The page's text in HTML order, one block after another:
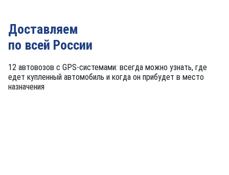
Доставляем
по всей России
12 автовозов с GPS-системами: всегда можно узнать, где
едет купленный автомобиль и когда он прибудет в место
назначения